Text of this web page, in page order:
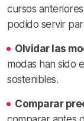
cursos
podido servir
Olvidar las
modas han sido
sostenibles.
Comparar